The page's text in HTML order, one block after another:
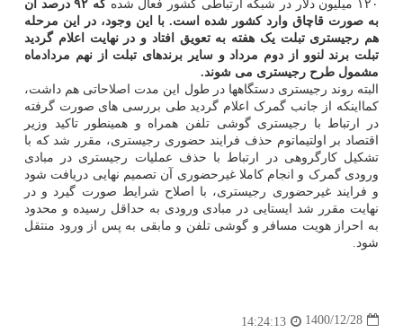
۱۲۰ میلیون دلار در شبکه ارتباطی کشور فعال شده
که ۹۲ درصد آن
به صورت قاچاق وارد کشور شده است. با این وجود، در این مرحله
هم رجیستری تبلت یک هفته به تعویق افتاد و در نهایت اعلام گردید
تبلت برند لنوو از دوم مرداد و سایر برندهای تبلت از نهم مردادماه
مشمول طرح رجیستری می شوند.
البته روند رجیستری دستگاهها در طول این مدت اصلاحاتی هم داشت،
کمااینکه از جانب گمرک اعلام گردید طی بررسی های صورت گرفته
در ارتباط با رجیستری گوشی تلفن همراه و همینطور تاکید وزیر
اقتصاد بر اولتیماتوم حذف فرایند حضوری رجیستری، مقرر شد که با
تشکیل کارگروهی در ارتباط با حذف عملیات رجیستری در مبادی
ورودی گمرک و انجام کاملا غیرحضوری آن تصمیم نهایی دریافت شود
و فرایند غیرحضوری رجیستری، با اصلاح شرایط صورت گیرد و در
نهایت مقرر شد ایستایی در مبادی ورودی به حداقل رسیده و محدود
به احراز هویت مسافر و گوشی تلفن و مابقی به پس از ورود منتقل
شود.
1400/12/28
14:24:13